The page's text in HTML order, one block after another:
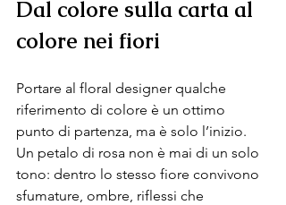
Dal colore sulla carta al
colore nei fiori
Portare al floral designer qualche
riferimento di colore è un ottimo
punto di partenza, ma è solo l’inizio.
Un petalo di rosa non è mai di un solo
tono: dentro lo stesso fiore convivono
sfumature, ombre, riflessi che